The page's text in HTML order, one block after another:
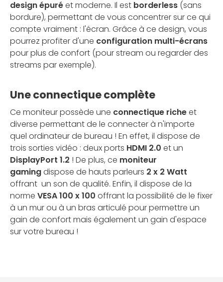
design épuréet moderne. Il est borderless (sans
bordure), permettant de vous concentrer sur ce qui
compte vraiment : l'écran. Grâce à ce design, vous
pourrez profiter d'une configuration multi-écrans
pour plus de confort (pour stream ou regarder des
streams par exemple).
Une connectique complète
Ce moniteur possède une connectique richeet
diverse permettant de le connecter à n'importe
quel ordinateur de bureau ! En effet, il dispose de
trois sorties vidéo : deux ports HDMI 2.0 etun
DisplayPort 1.2 ! De plus, ce moniteur
gamingdispose de hauts parleurs 2 x 2 Watt
offrant un son de qualité. Enfin, il dispose de la
norme VESA 100 x 100 offrant la possibilité de le fixer
à un mur ou à un bras articulé pour permettre un
gain de confort mais également un gain d'espace
sur votre bureau !